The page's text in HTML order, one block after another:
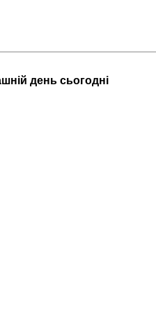
день сьогодні